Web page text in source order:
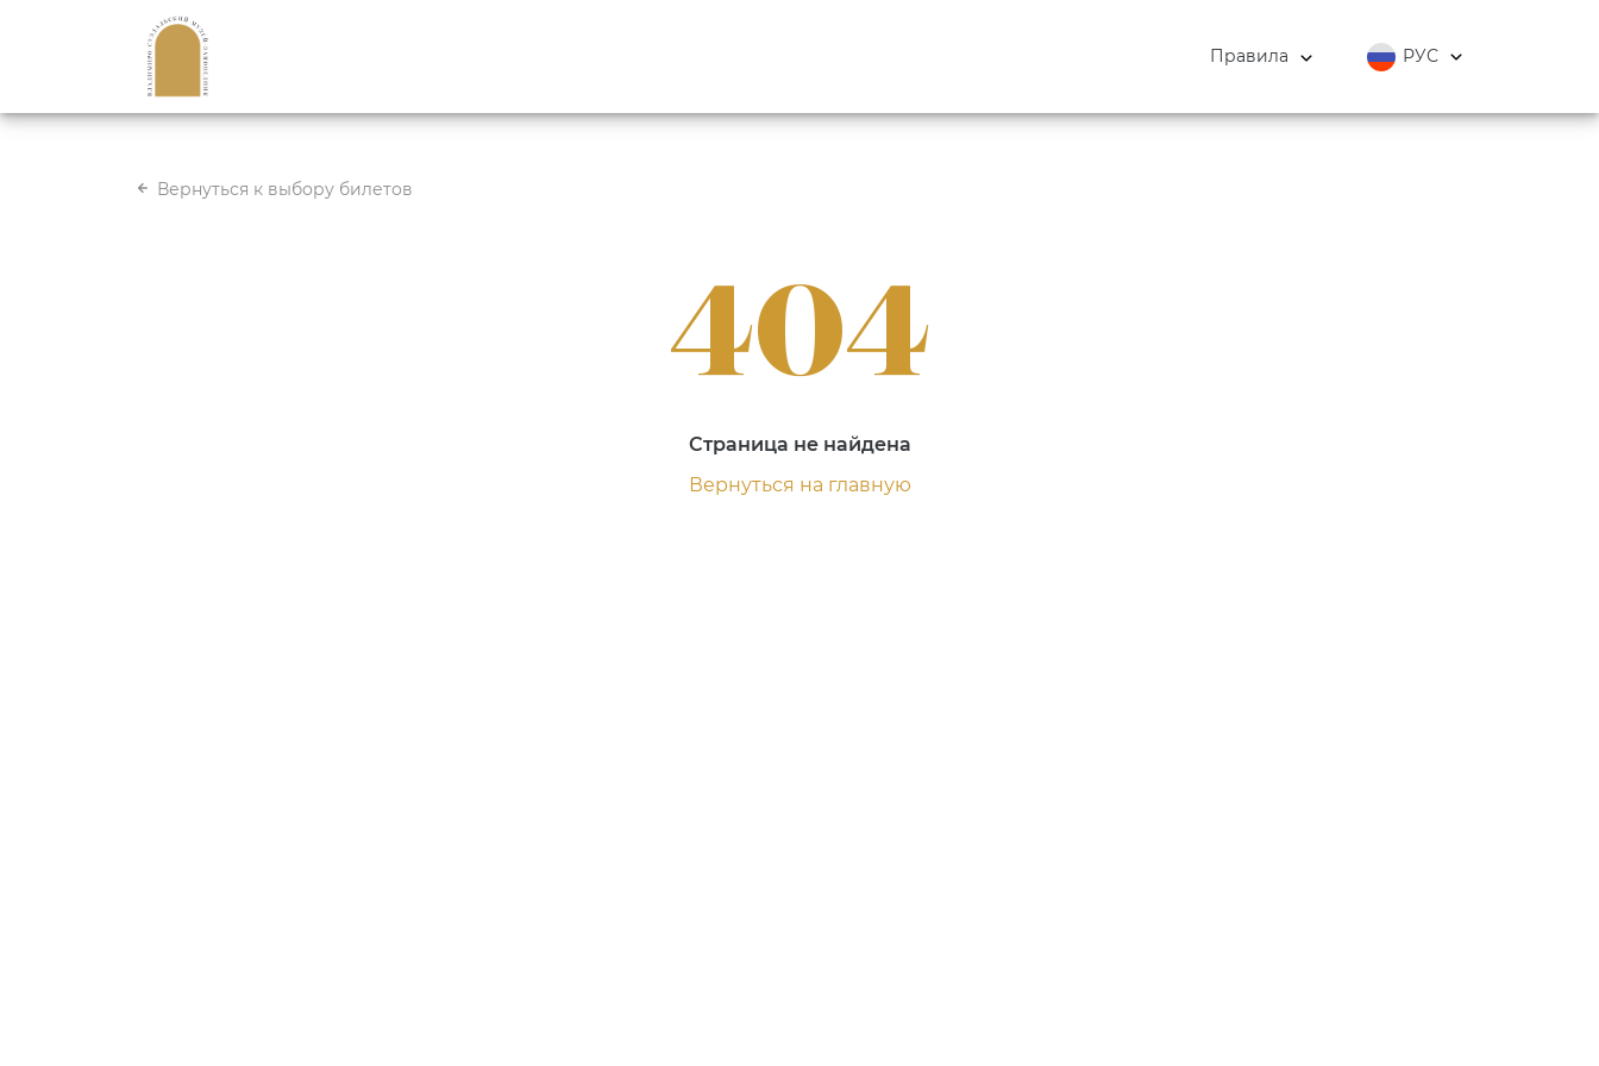
Правила РУС
Вернуться к выбору билетов
404
Страница не найдена
Вернуться на главную